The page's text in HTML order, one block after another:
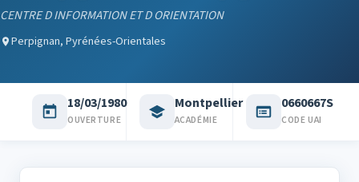
CENTRE D INFORMATION ET D ORIENTATION
Perpignan, Pyrénées-Orientales
18/03/1980
OUVERTURE
Montpellier
ACADÉMIE
0660667S
CODE UAI